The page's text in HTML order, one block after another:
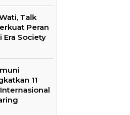
Talk
Peran
Era Society
11